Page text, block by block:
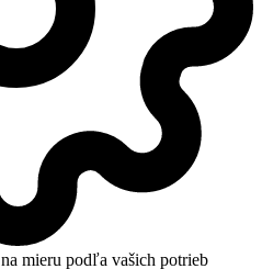
mieru podľa vašich potrieb